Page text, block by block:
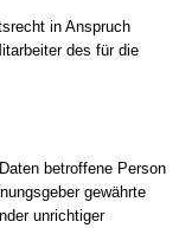
in Anspruch
des für die
betroffene Person
gewährte
unrichtiger